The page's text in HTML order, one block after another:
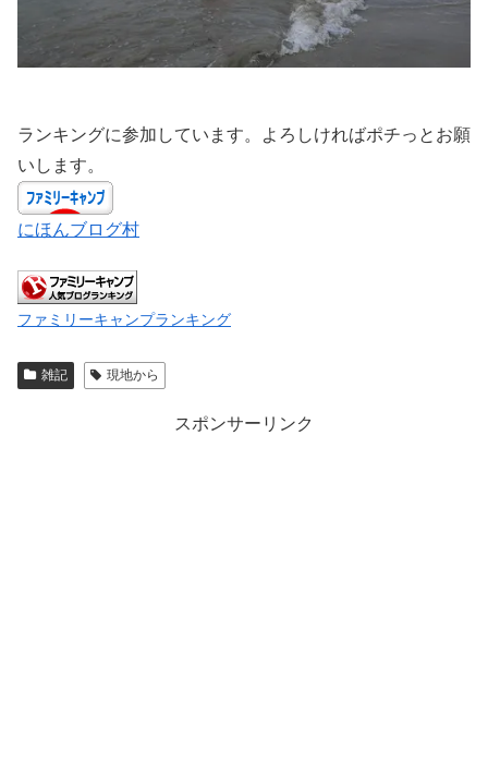
ランキングに参加しています。よろしければポチっとお願
いします。
にほんブログ村
ファミリーキャンプランキング
雑記 現地から
スポンサーリンク